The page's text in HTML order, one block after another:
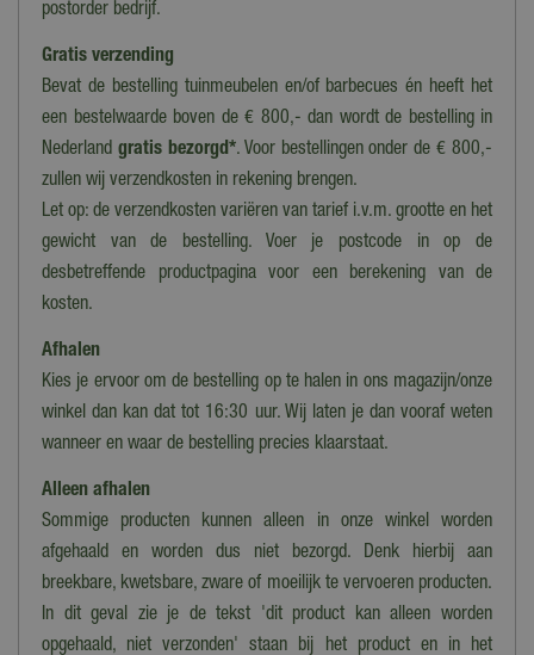
20 m²
Inhoud
1,5 kg
postorder bedrijf.
Gratis verzending
Bevat de bestelling tuinmeubelen en/of barbecues én heeft het
een bestelwaarde boven de € 800,- dan wordt de bestelling in
Nederland gratis bezorgd*. Voor bestellingen onder de € 800,-
zullen wij verzendkosten in rekening brengen.
Let op: de verzendkosten variëren van tarief i.v.m. grootte en het
gewicht van de bestelling. Voer je postcode in op de
desbetreffende productpagina voor een berekening van de
kosten.
Afhalen
Kies je ervoor om de bestelling op te halen in ons magazijn/onze
winkel dan kan dat tot 16:30 uur. Wij laten je dan vooraf weten
wanneer en waar de bestelling precies klaarstaat.
Alleen afhalen
Sommige producten kunnen alleen in onze winkel worden
afgehaald en worden dus niet bezorgd. Denk hierbij aan
breekbare, kwetsbare, zware of moeilijk te vervoeren producten.
In dit geval zie je de tekst 'dit product kan alleen worden
opgehaald, niet verzonden' staan bij het product en in het